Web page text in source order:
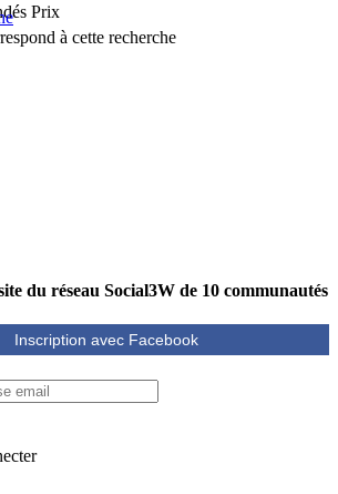
Prix
à cette recherche
du réseau Social3W de 10 communautés